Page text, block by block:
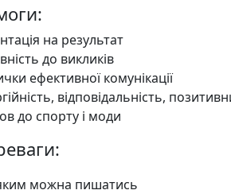
на результат
до викликів
ефективної комунікації
відповідальність,
до спорту і моди
можна пишатись